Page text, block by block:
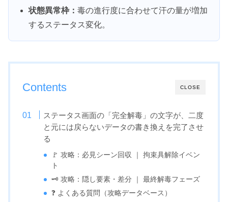
状態異常枠：毒の進行度に合わせて汗の量が増加
するステータス変化。
CLOSE
Contents
ステータス画面の「完全解毒」の文字が、二度
と元には戻らないデータの書き換えを完了させ
る
🚩 攻略：必見シーン回収 ｜ 拘束具解除イベン
ト
🗝️ 攻略：隠し要素・差分 ｜ 最終解毒フェーズ
❓ よくある質問（攻略データベース）